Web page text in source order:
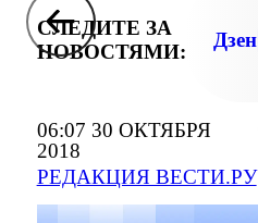
06:07 30 ОКТЯБРЯ
2018
РЕДАКЦИЯ ВЕСТИ.РУ
СЛЕДИТЕ ЗА
НОВОСТЯМИ:
Дзен